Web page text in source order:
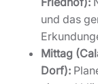
Später
oder
ausklingen
Saison,